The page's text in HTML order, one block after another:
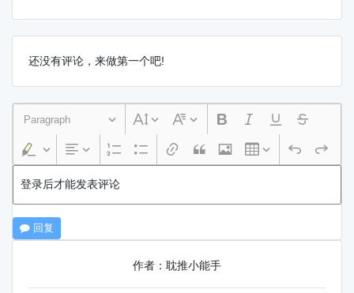
还没有评论，来做第一个吧!
Paragraph
登录后才能发表评论
回复
作者：耽推小能手